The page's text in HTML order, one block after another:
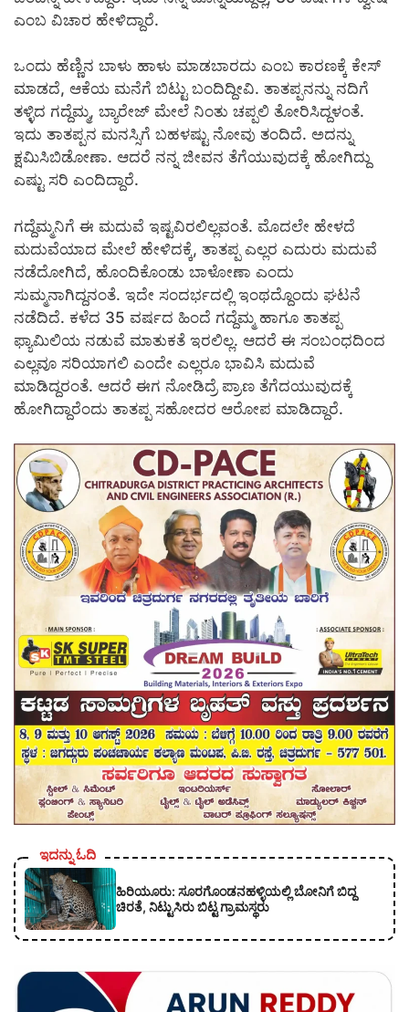
ಎಂಬ ವಿಚಾರ ಹೇಳಿದ್ದಾರೆ.
ಒಂದು ಹೆಣ್ಣಿನ ಬಾಳು ಹಾಳು ಮಾಡಬಾರದು ಎಂಬ ಕಾರಣಕ್ಕೆ ಕೇಸ್
ಮಾಡದೆ, ಆಕೆಯ ಮನೆಗೆ ಬಿಟ್ಟು ಬಂದಿದ್ದೀವಿ. ತಾತಪ್ಪನನ್ನು ನದಿಗೆ
ತಳ್ಳಿದ ಗದ್ದೆಮ್ಮ, ಬ್ಯಾರೇಜ್ ಮೇಲೆ ನಿಂತು ಚಪ್ಪಲಿ ತೋರಿಸಿದ್ದಳಂತೆ.
ಇದು ತಾತಪ್ಪನ ಮನಸ್ಸಿಗೆ ಬಹಳಷ್ಟು ನೋವು ತಂದಿದೆ. ಅದನ್ನು
ಕ್ಷಮಿಸಿಬಿಡೋಣಾ. ಆದರೆ ನನ್ನ ಜೀವನ ತೆಗೆಯುವುದಕ್ಕೆ ಹೋಗಿದ್ದು
ಎಷ್ಟು ಸರಿ ಎಂದಿದ್ದಾರೆ.
ಗದ್ದೆಮ್ಮನಿಗೆ ಈ ಮದುವೆ ಇಷ್ಟವಿರಲಿಲ್ಲವಂತೆ. ಮೊದಲೇ ಹೇಳದೆ
ಮದುವೆಯಾದ ಮೇಲೆ ಹೇಳಿದಕ್ಕೆ, ತಾತಪ್ಪ ಎಲ್ಲರ ಎದುರು ಮದುವೆ
ನಡೆದೋಗಿದೆ, ಹೊಂದಿಕೊಂಡು ಬಾಳೋಣಾ ಎಂದು
ಸುಮ್ಮನಾಗಿದ್ದನಂತೆ. ಇದೇ ಸಂದರ್ಭದಲ್ಲಿ ಇಂಥದ್ದೊಂದು ಘಟನೆ
ನಡೆದಿದೆ. ಕಳೆದ 35 ವರ್ಷದ ಹಿಂದೆ ಗದ್ದೆಮ್ಮ ಹಾಗೂ ತಾತಪ್ಪ
ಫ್ಯಾಮಿಲಿಯ ನಡುವೆ ಮಾತುಕತೆ ಇರಲಿಲ್ಲ. ಆದರೆ ಈ ಸಂಬಂಧದಿಂದ
ಎಲ್ಲವೂ ಸರಿಯಾಗಲಿ ಎಂದೇ ಎಲ್ಲರೂ ಭಾವಿಸಿ ಮದುವೆ
ಮಾಡಿದ್ದರಂತೆ. ಆದರೆ ಈಗ ನೋಡಿದ್ರೆ ಪ್ರಾಣ ತೆಗೆದಯುವುದಕ್ಕೆ
ಹೋಗಿದ್ದಾರೆಂದು ತಾತಪ್ಪ ಸಹೋದರ ಆರೋಪ ಮಾಡಿದ್ದಾರೆ.
ಇದನ್ನು ಓದಿ
ಹಿರಿಯೂರು: ಸೂರಗೊಂಡನಹಳ್ಳಿಯಲ್ಲಿ ಬೋನಿಗೆ ಬಿದ್ದ
ಚಿರತೆ, ನಿಟ್ಟುಸಿರು ಬಿಟ್ಟ ಗ್ರಾಮಸ್ಥರು